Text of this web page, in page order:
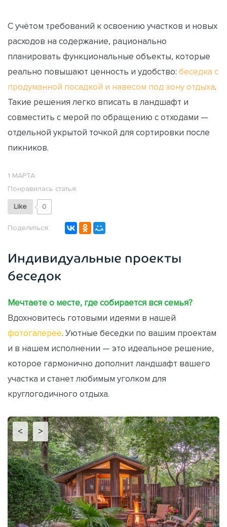
С учётом требований к освоению участков и новых
расходов на содержание, рационально
планировать функциональные объекты, которые
реально повышают ценность и удобство: беседка с
продуманной посадкой и навесом под зону отдыха.
Такие решения легко вписать в ландшафт и
совместить с мерой по обращению с отходами —
отдельной укрытой точкой для сортировки после
пикников.
1 МАРТА
Понравилась статья:
Like 0
Поделиться:
Индивидуальные проекты
беседок
Мечтаете о месте, где собирается вся семья?
Вдохновитесь готовыми идеями в нашей
фотогалерее. Уютные беседки по вашим проектам
и в нашем исполнении — это идеальное решение,
которое гармонично дополнит ландшафт вашего
участка и станет любимым уголком для
круглогодичного отдыха.
< >